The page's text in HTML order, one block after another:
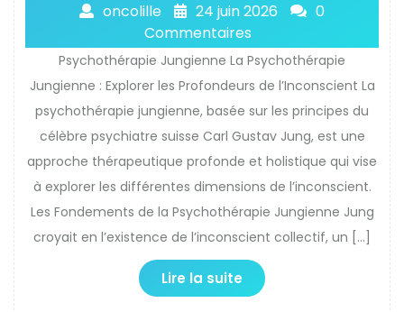
oncolille 24 juin 2026
0
Commentaires
Psychothérapie Jungienne La Psychothérapie
Jungienne : Explorer les Profondeurs de l’Inconscient La
psychothérapie jungienne, basée sur les principes du
célèbre psychiatre suisse Carl Gustav Jung, est une
approche thérapeutique profonde et holistique qui vise
à explorer les différentes dimensions de l’inconscient.
Les Fondements de la Psychothérapie Jungienne Jung
croyait en l’existence de l’inconscient collectif, un […]
Lire la suite